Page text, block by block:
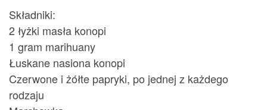
Składniki:
2 łyżki masła konopi
1 gram marihuany
Łuskane nasiona konopi
Czerwone i żółte papryki, po jednej z każdego
rodzaju